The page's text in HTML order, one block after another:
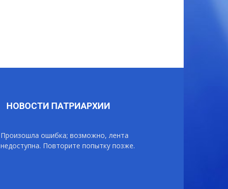
НОВОСТИ ПАТРИАРХИИ
Произошла ошибка; возможно, лента
недоступна. Повторите попытку позже.